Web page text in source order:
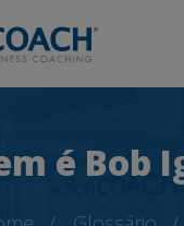
é Bob